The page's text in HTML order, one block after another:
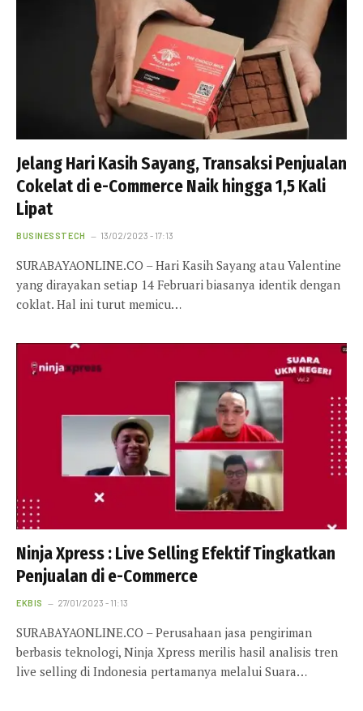
Jelang Hari Kasih Sayang, Transaksi Penjualan
Cokelat di e-Commerce Naik hingga 1,5 Kali
Lipat
BUSINESSTECH 13/02/2023 - 17:13
SURABAYAONLINE.CO – Hari Kasih Sayang atau Valentine
yang dirayakan setiap 14 Februari biasanya identik dengan
coklat. Hal ini turut memicu…
Ninja Xpress : Live Selling Efektif Tingkatkan
Penjualan di e-Commerce
EKBIS 27/01/2023 - 11:13
SURABAYAONLINE.CO – Perusahaan jasa pengiriman
berbasis teknologi, Ninja Xpress merilis hasil analisis tren
live selling di Indonesia pertamanya melalui Suara…